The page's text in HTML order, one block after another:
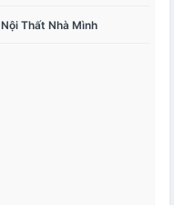
Nội Thất Nhà Mình